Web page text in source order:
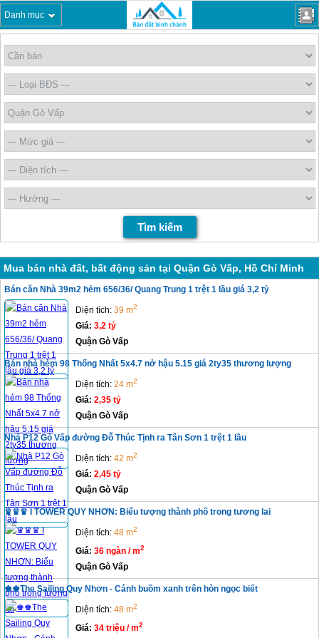
Danh mục
Mua bán nhà đất, bất động sản tại Quận Gò Vấp, Hồ Chí Minh
Bán căn Nhà 39m2 hẻm 656/36/ Quang Trung 1 trệt 1 lầu giá 3,2 tỷ
Diện tích: 39 m2
Giá: 3,2 tỷ
Quận Gò Vấp
Bán nhà hẻm 98 Thống Nhất 5x4.7 nở hậu 5.15 giá 2ty35 thương lượng
Diện tích: 24 m2
Giá: 2,35 tỷ
Quận Gò Vấp
Nhà P12 Gò Vấp đường Đỗ Thúc Tịnh ra Tân Sơn 1 trệt 1 lầu
Diện tích: 42 m2
Giá: 2,45 tỷ
Quận Gò Vấp
♛♛♛ I TOWER QUY NHƠN: Biểu tượng thành phố trong tương lai
Diện tích: 48 m2
Giá: 36 ngàn / m2
Quận Gò Vấp
♚♚The Sailing Quy Nhơn - Cánh buồm xanh trên hòn ngọc biết
Diện tích: 48 m2
Giá: 34 triệu / m2